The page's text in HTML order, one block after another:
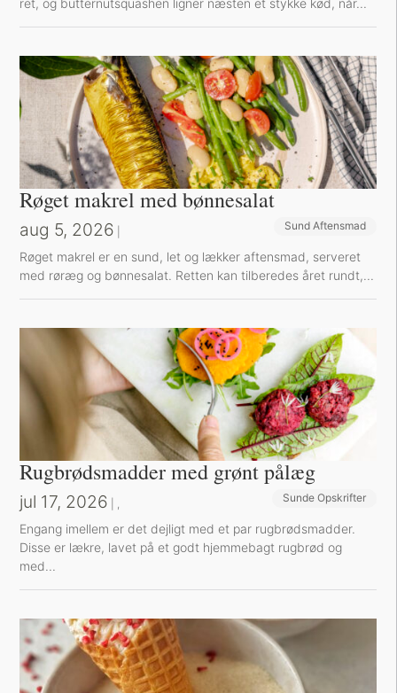
ret, og butternutsquashen ligner næsten et stykke kød, når...
Røget makrel med bønnesalat
aug 5, 2026 Sund Aftensmad
Røget makrel er en sund, let og lækker aftensmad, serveret
med røræg og bønnesalat. Retten kan tilberedes året rundt,...
Rugbrødsmadder med grønt pålæg
jul 17, 2026 Sund Aftensmad
, Sunde Opskrifter
Engang imellem er det dejligt med et par rugbrødsmadder.
Disse er lækre, lavet på et godt hjemmebagt rugbrød og
med...